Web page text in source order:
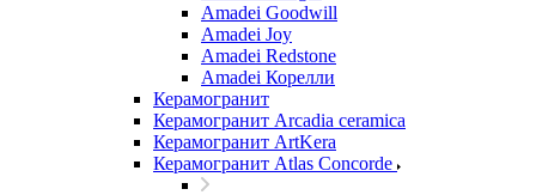
Amadei Goodwill
Amadei Joy
Amadei Redstone
Amadei Корелли
Керамогранит
Керамогранит Arcadia ceramica
Керамогранит ArtKera
Керамогранит Atlas Concorde